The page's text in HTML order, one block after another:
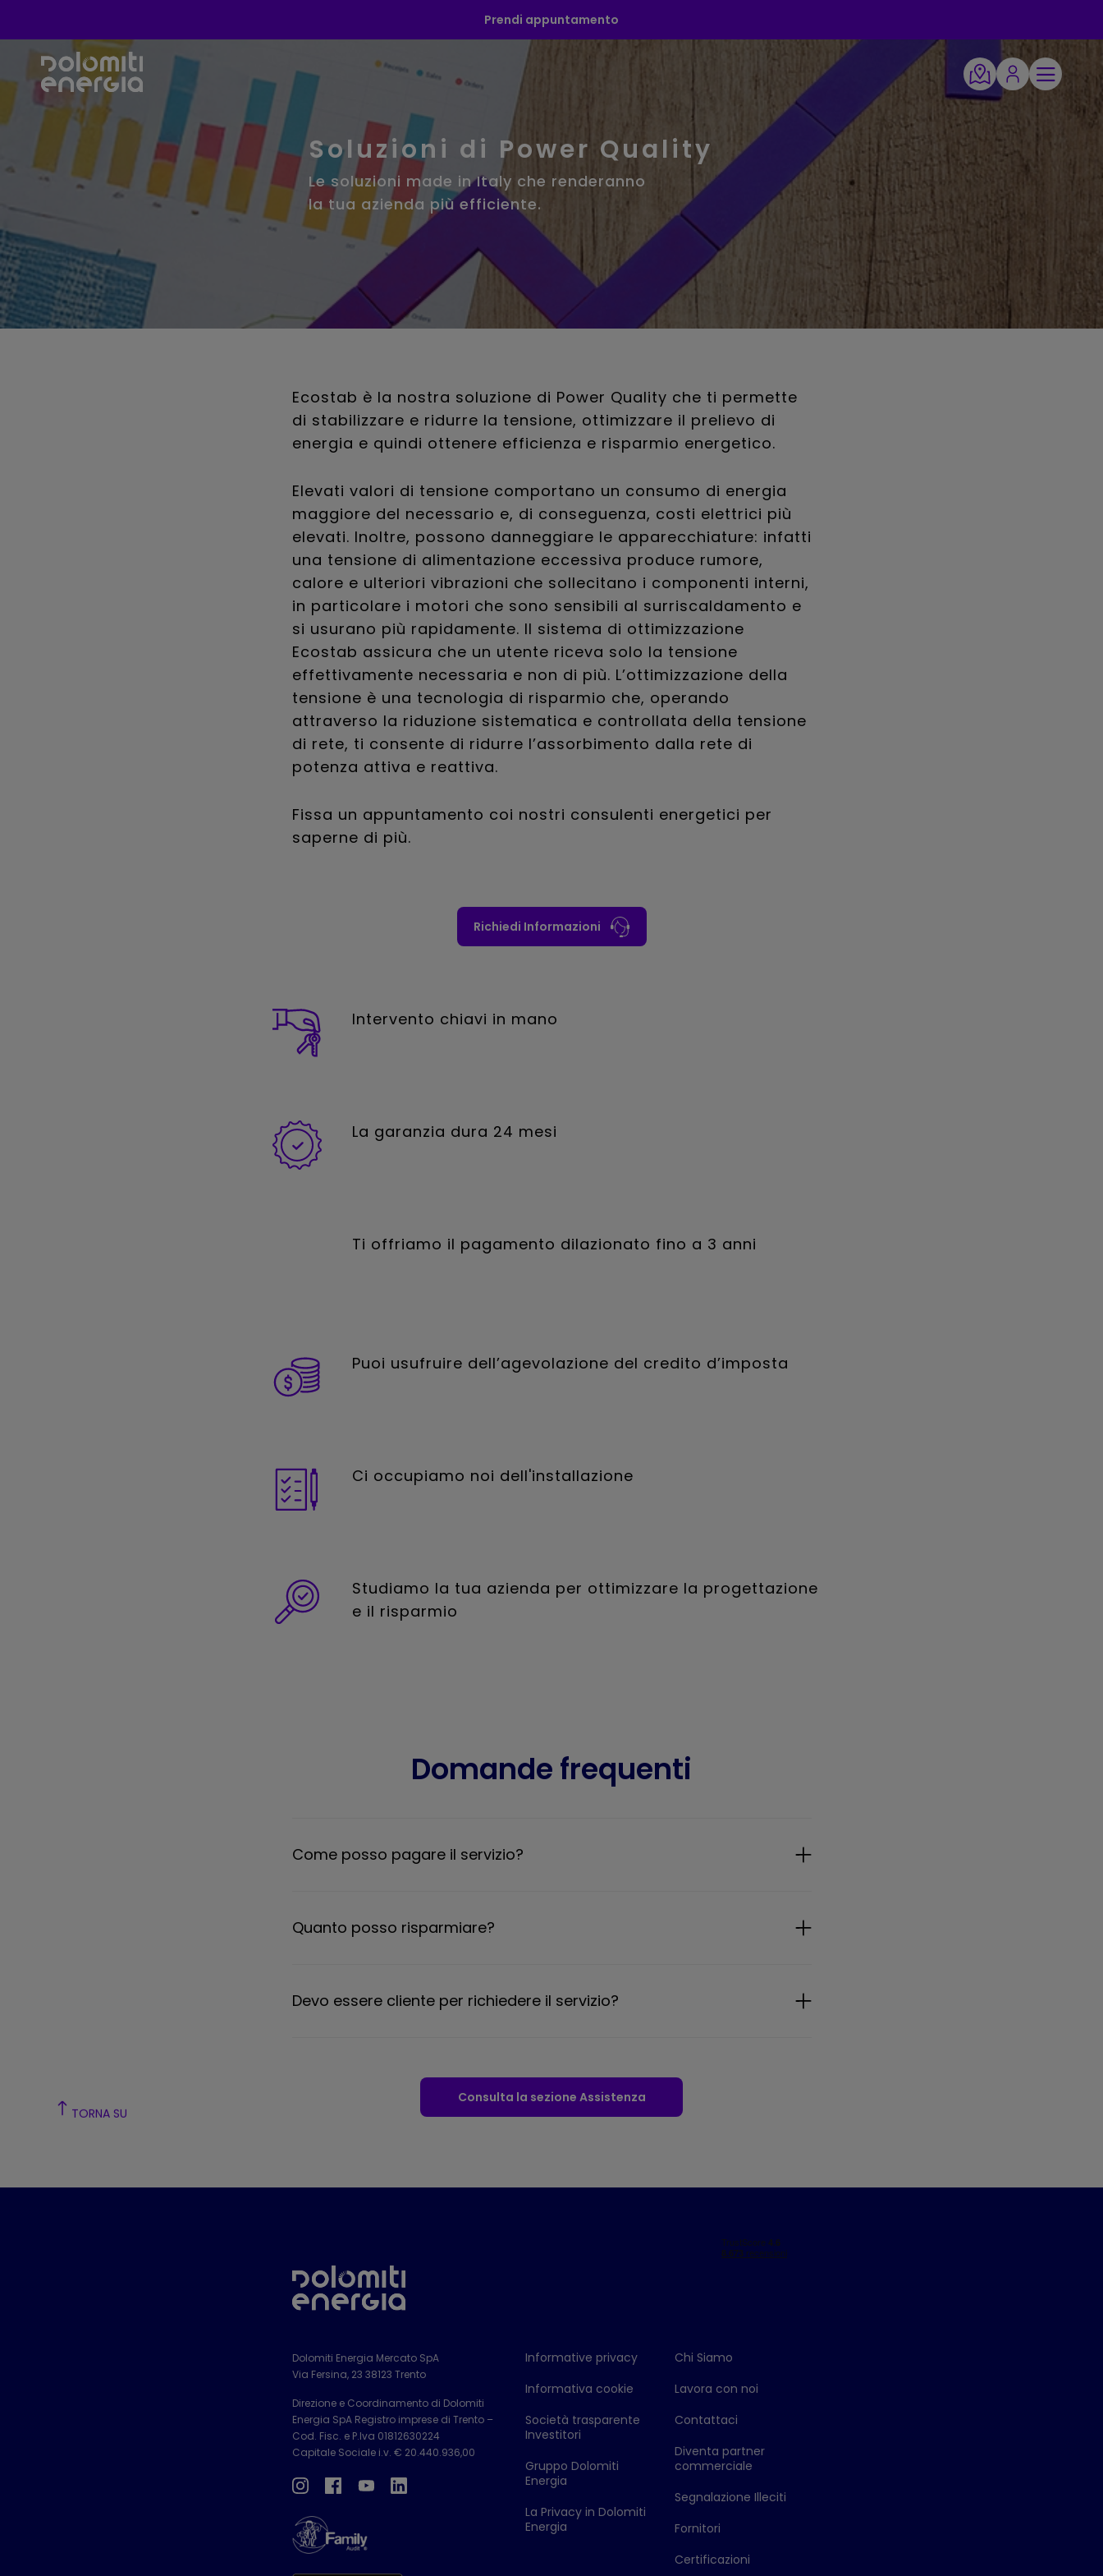
Prendi appuntamento
Soluzioni di Power Quality
Le soluzioni made in Italy che renderanno
la tua azienda più efficiente.
Ecostab è la nostra soluzione di Power Quality che ti permette
di stabilizzare e ridurre la tensione, ottimizzare il prelievo di
energia e quindi ottenere efficienza e risparmio energetico.
Elevati valori di tensione comportano un consumo di energia
maggiore del necessario e, di conseguenza, costi elettrici più
elevati. Inoltre, possono danneggiare le apparecchiature: infatti
una tensione di alimentazione eccessiva produce rumore,
calore e ulteriori vibrazioni che sollecitano i componenti interni,
in particolare i motori che sono sensibili al surriscaldamento e
si usurano più rapidamente. Il sistema di ottimizzazione
Ecostab assicura che un utente riceva solo la tensione
effettivamente necessaria e non di più. L’ottimizzazione della
tensione è una tecnologia di risparmio che, operando
attraverso la riduzione sistematica e controllata della tensione
di rete, ti consente di ridurre l’assorbimento dalla rete di
potenza attiva e reattiva.
Fissa un appuntamento coi nostri consulenti energetici per
saperne di più.
Richiedi Informazioni
Intervento chiavi in mano
La garanzia dura 24 mesi
Ti offriamo il pagamento dilazionato fino a 3 anni
Puoi usufruire dell’agevolazione del credito d’imposta
Ci occupiamo noi dell'installazione
Studiamo la tua azienda per ottimizzare la progettazione
e il risparmio
Domande frequenti
Come posso pagare il servizio?
Quanto posso risparmiare?
Devo essere cliente per richiedere il servizio?
Consulta la sezione Assistenza
TORNA SU
Dolomiti Energia Mercato SpA
Via Fersina, 23 38123 Trento
Direzione e Coordinamento di Dolomiti
Energia SpA Registro imprese di Trento –
Cod. Fisc. e P.Iva 01812630224
Capitale Sociale i.v. € 20.440.936,00
Informative privacy
Informativa cookie
Società trasparente
Investitori
Gruppo Dolomiti
Energia
La Privacy in Dolomiti
Energia
Chi Siamo
Lavora con noi
Contattaci
Diventa partner
commerciale
Segnalazione Illeciti
Fornitori
Certificazioni